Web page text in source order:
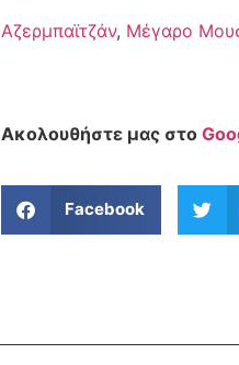
Αζερμπαϊτζάν, Μέγαρο
Ακολουθήστε μας στο
Facebook